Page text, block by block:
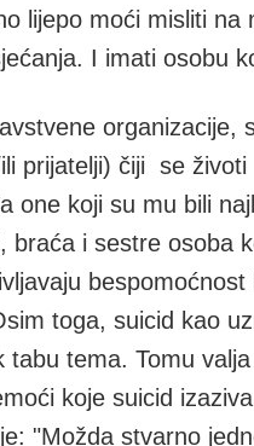
lijepo moći misliti
I imati osobu
organizacije,
prijatelji) čiji se
one koji su mu bili
braća i sestre osoba
toga, suicid kao
tema. Tomu
koje suicid
"Možda stvarno